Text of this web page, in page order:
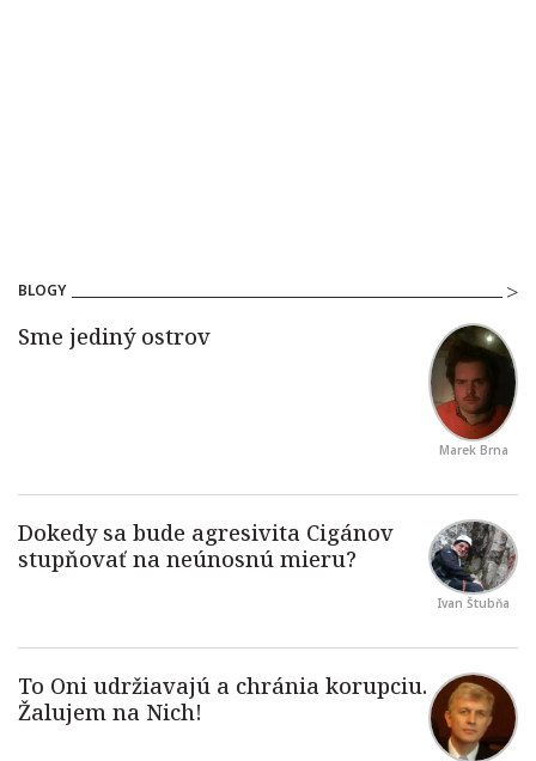
BLOGY
Marek Brna
Ivan Štubňa